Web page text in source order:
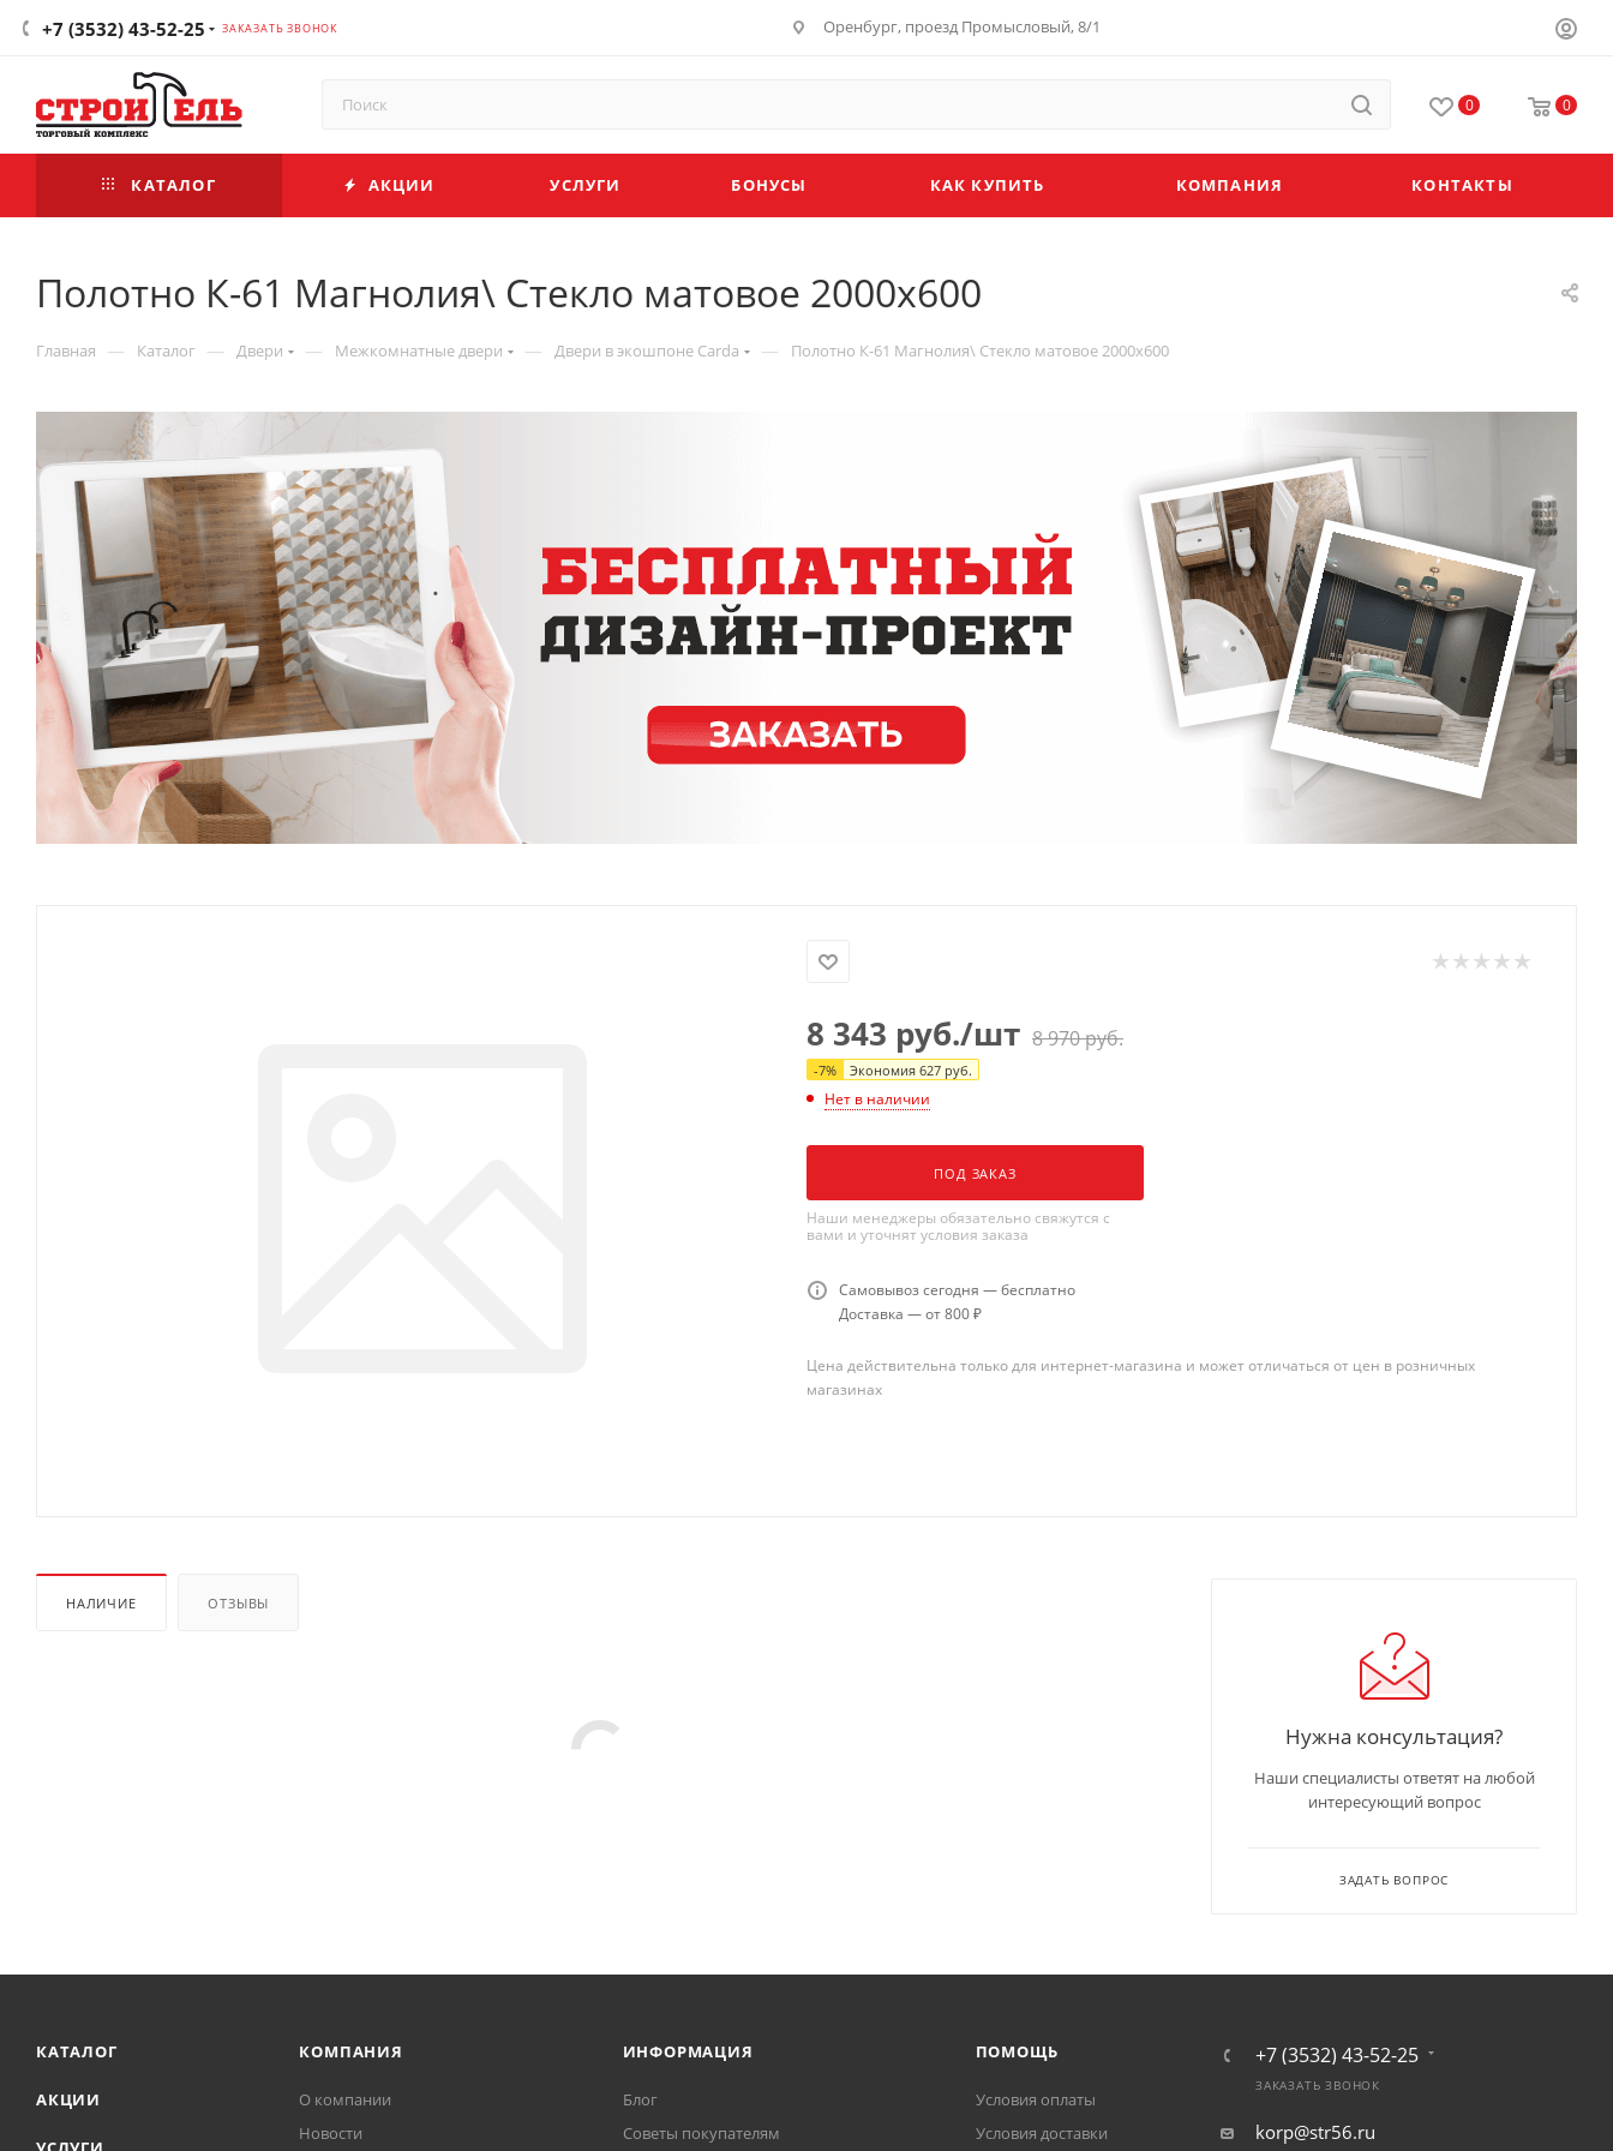
+7 (3532) 43-52-25 ЗАКАЗАТЬ ЗВОНОК Оренбург, проезд Промысловый, 8/1
0 0
КАТАЛОГ АКЦИИ УСЛУГИ БОНУСЫ КАК КУПИТЬ КОМПАНИЯ КОНТАКТЫ
Полотно К-61 Магнолия\ Стекло матовое 2000х600
Главная — Каталог — Двери — Межкомнатные двери — Двери в экошпоне Carda — Полотно К-61 Магнолия\ Стекло матовое 2000х600
8 343 руб./шт 8 970руб.
-7% Экономия 627 руб.
Нет в наличии
ПОД ЗАКАЗ
Наши менеджеры обязательно свяжутся с
вами и уточнят условия заказа
Самовывоз сегодня — бесплатно
Доставка — от 800 ₽
Цена действительна только для интернет-магазина и может отличаться от цен в розничных
магазинах
НАЛИЧИЕ ОТЗЫВЫ
Нужна консультация?
Наши специалисты ответят на любой
интересующий вопрос
ЗАДАТЬ ВОПРОС
КАТАЛОГ
АКЦИИ
КОМПАНИЯ
О компании
Новости
ИНФОРМАЦИЯ
Блог
Советы покупателям
ПОМОЩЬ
Условия оплаты
Условия доставки
+7 (3532) 43-52-25
ЗАКАЗАТЬ ЗВОНОК
korp@str56.ru